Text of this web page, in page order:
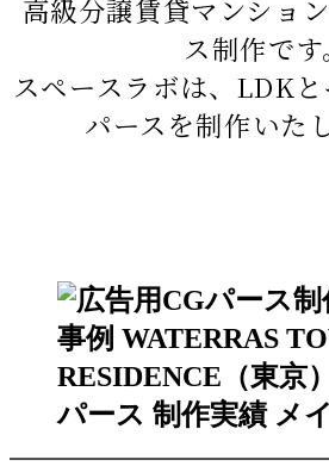
高級分譲賃貸マンショ
ス制作です
スペースラボは、LDK
パースを制作いた